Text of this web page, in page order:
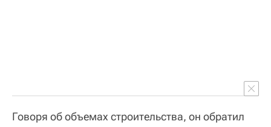
Говоря об объемах строительства, он обратил